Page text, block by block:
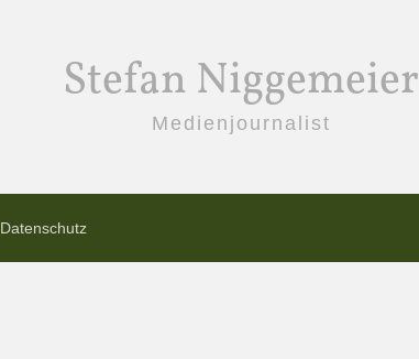
Stefan Niggemeier
Medienjournalist
Datenschutz